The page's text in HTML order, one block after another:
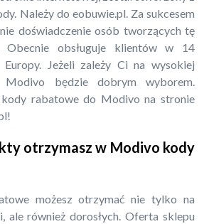
Należy do eobuwie.pl. Za sukcesem
doświadczenie osób tworzących tę
Obecnie obsługuje klientów w 14
Jeżeli zależy Ci na wysokiej
Modivo będzie dobrym wyborem.
kody rabatowe do Modivo na stronie
otrzymasz w Modivo kody
możesz otrzymać nie tylko na
ale również dorosłych. Oferta sklepu